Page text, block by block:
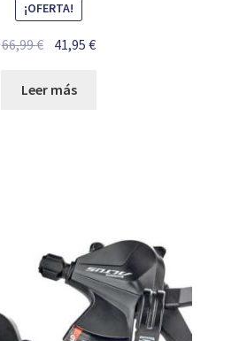
¡OFERTA!
66,99€ El
original
41,95€El
Leer más